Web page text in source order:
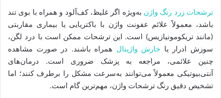
ترشحات زرد رنگ واژن به‌ویژه اگر غلیظ، کف‌آلود و همراه با بوی تند
باشد، معمولاً علائم عفونت واژن با باکتریایی یا بیماری مقاربتی
(مانند تریکومونیازیس) است. این ترشحات ممکن است با درد لگن،
سوزش ادرار یا خارش واژینال همراه باشند. در صورت مشاهده
چنین علائمی، مراجعه به پزشک ضروری است. درمان‌های
آنتی‌بیوتیکی معمولاً می‌توانند به‌سرعت مشکل را برطرف کنند؛ اما
تشخیص دقیق رنگ ترشحات واژن، مهم‌ترین گام است.